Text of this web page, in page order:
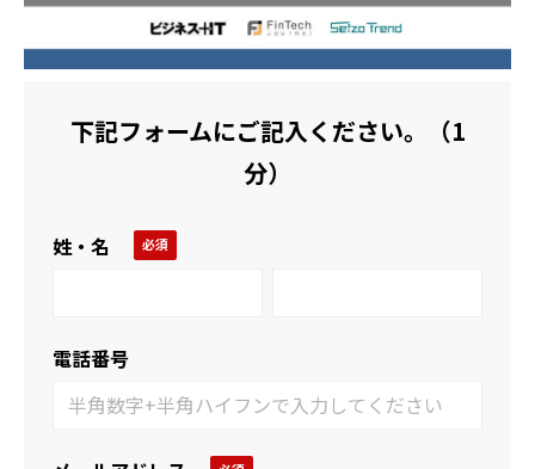
下記フォームにご記入ください。（1
分）
姓・名
電話番号